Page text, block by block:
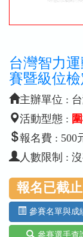
台灣智力
賽暨級位
主辦單位 :
活動型態 :
報名費 : 500
人數限制 :
報名已截止
參賽名單與成
參賽選手查